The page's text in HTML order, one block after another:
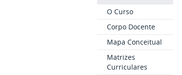
O Curso
Corpo Docente
Mapa Conceitual
Matrizes
Curriculares